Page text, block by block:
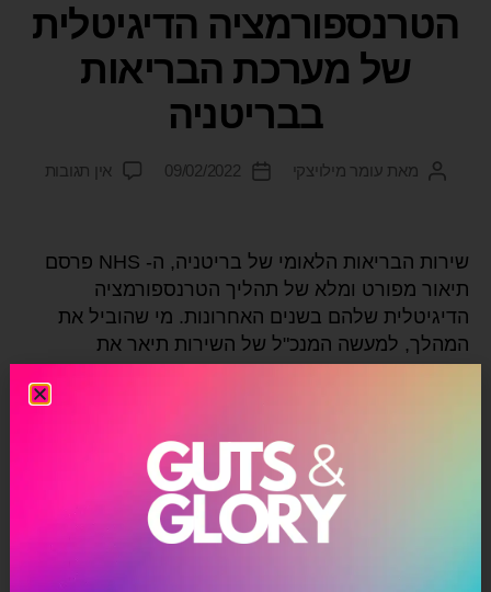
הטרנספורמציה הדיגיטלית
של מערכת הבריאות
בבריטניה
מאת עומר מילויצקי 09/02/2022 אין תגובות
שירות הבריאות הלאומי של בריטניה, ה- NHS פרסם
תיאור מפורט ומלא של תהליך הטרנספורמציה
הדיגיטלית שלהם בשנים האחרונות. מי שהוביל את
המהלך, למעשה המנכ"ל של השירות תיאר את
ההשקעות, השינויים וכמובן ההישגים שהמערכת השיגה,
ואותי מדהימה העובדה שמדובר בסופו של דבר בארגון
בסיטואציה מאוד מאתגרת מבחינה ניהולית, מתאר
בצורה שקופה […]
,חווית לקוח,טרסנפורמציה דיגיטלי